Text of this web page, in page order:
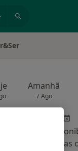
Amanhã
7 Ago
clínica não
consultas